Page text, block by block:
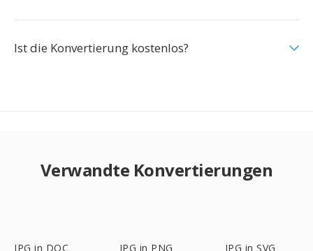
Ist die Konvertierung kostenlos?
Verwandte Konvertierungen
JPG in DOC JPG in PNG JPG in SVG